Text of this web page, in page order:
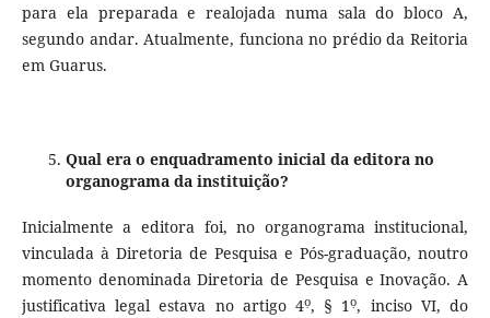
para ela preparada e realojada numa sala do bloco A,
segundo andar. Atualmente, funciona no prédio da Reitoria
em Guarus.
Qual era o enquadramento inicial da editora no
organograma da instituição?
Inicialmente a editora foi, no organograma institucional,
vinculada à Diretoria de Pesquisa e Pós-graduação, noutro
momento denominada Diretoria de Pesquisa e Inovação. A
justificativa legal estava no artigo 4ọ, § 1ọ, inciso VI, do